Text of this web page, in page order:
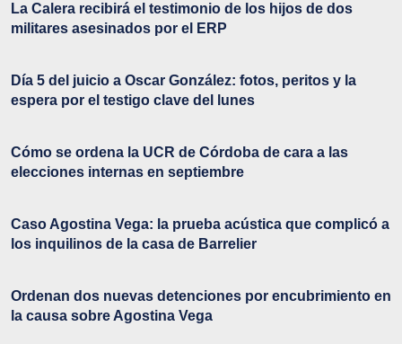
La Calera recibirá el testimonio de los hijos de dos
militares asesinados por el ERP
Día 5 del juicio a Oscar González: fotos, peritos y la
espera por el testigo clave del lunes
Cómo se ordena la UCR de Córdoba de cara a las
elecciones internas en septiembre
Caso Agostina Vega: la prueba acústica que complicó a
los inquilinos de la casa de Barrelier
Ordenan dos nuevas detenciones por encubrimiento en
la causa sobre Agostina Vega